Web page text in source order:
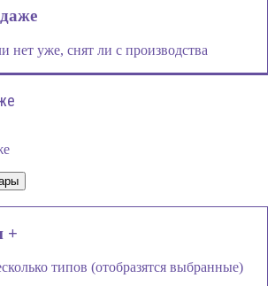
нет уже, снят ли с производства
+
типов (отобразятся выбранные)